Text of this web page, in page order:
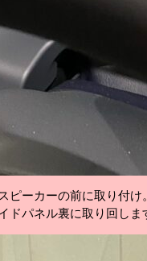
ピーカーの前に取り付
ドパネル裏に取り回しま